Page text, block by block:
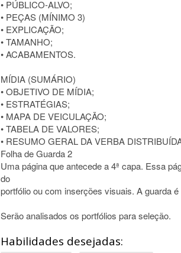
• PÚBLICO-ALVO;
• PEÇAS (MÍNIMO 3)
• EXPLICAÇÃO;
• TAMANHO;
• ACABAMENTOS.
MÍDIA (SUMÁRIO)
• OBJETIVO DE MÍDIA;
• ESTRATÉGIAS;
• MAPA DE VEICULAÇÃO;
• TABELA DE VALORES;
• RESUMO GERAL DA VERBA
Folha de Guarda 2
Uma página que antecede a 4ª capa. Essa
do
portfólio ou com inserções visuais. A guarda é
Serão analisados os portfólios para seleção.
Habilidades desejadas: